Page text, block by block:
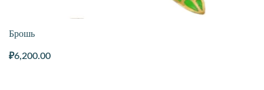
Брошь
₽6,200.00